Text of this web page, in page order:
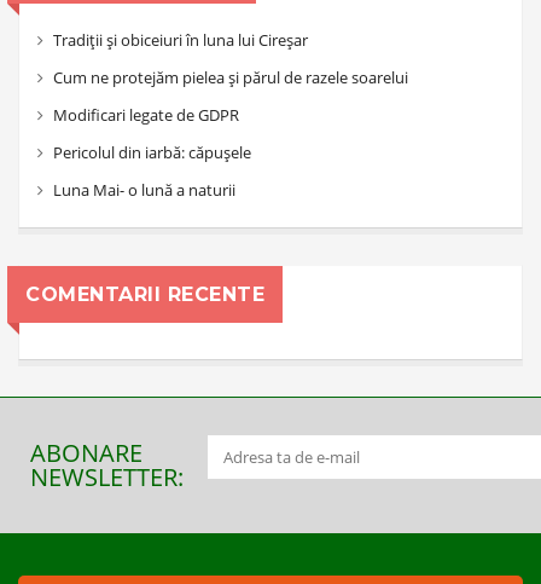
Tradiții și obiceiuri în luna lui Cireșar
Cum ne protejăm pielea și părul de razele soarelui
Modificari legate de GDPR
Pericolul din iarbă: căpușele
Luna Mai- o lună a naturii
COMENTARII RECENTE
ABONARE
NEWSLETTER: